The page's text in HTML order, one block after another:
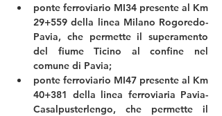
ponte ferroviario MI34 presente al Km
29+559 della linea Milano Rogoredo-
Pavia, che permette il superamento
del fiume Ticino al confine nel
comune di Pavia;
ponte ferroviario MI47 presente al Km
40+381 della linea ferroviaria Pavia-
Casalpusterlengo, che permette il